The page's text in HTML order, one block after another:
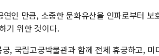
인 만큼, 소중한 문화유산을 인파로부터 보
기 위한 것이다.
, 국립고궁박물관과 함께 전체 휴궁하고, 미